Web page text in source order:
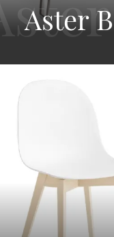
Aster B